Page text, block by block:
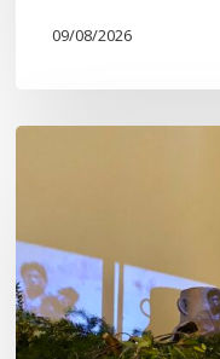
09/08/2026
mirar
cuando
la